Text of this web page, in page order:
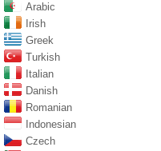
Arabic
Irish
Greek
Turkish
Italian
Danish
Romanian
Indonesian
Czech